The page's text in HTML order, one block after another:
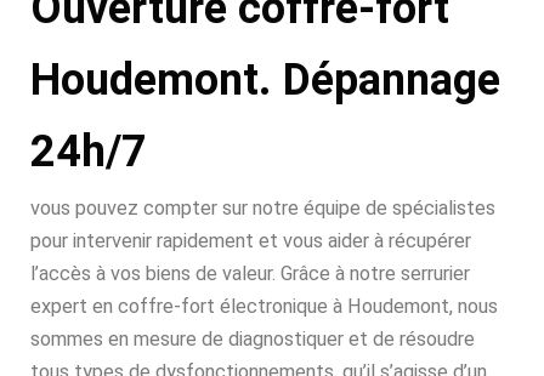
Houdemont. Dépannage
24h/7
vous pouvez compter sur notre équipe de spécialistes
pour intervenir rapidement et vous aider à récupérer
l’accès à vos biens de valeur. Grâce à notre serrurier
expert en coffre-fort électronique à Houdemont, nous
sommes en mesure de diagnostiquer et de résoudre